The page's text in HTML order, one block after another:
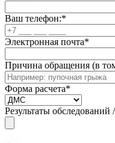
Ваш телефон:*
Электронная почта*
Причина обращения (в
Форма расчета*
Результаты обследований